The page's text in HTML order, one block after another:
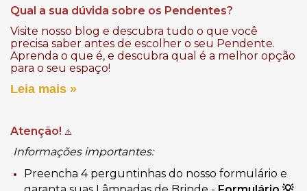
Qual a sua dúvida sobre os Pendentes?
Visite nosso blog e descubra tudo o que você
precisa saber antes de escolher o seu Pendente.
Aprenda o que é, e descubra qual é a melhor opção
para o seu espaço!
Leia mais »
Atenção! ⚠️
Informações importantes:
Preencha 4 perguntinhas do nosso formulário e